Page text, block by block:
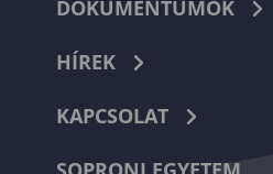
DOKUMENTUMOK
HÍREK
KAPCSOLAT